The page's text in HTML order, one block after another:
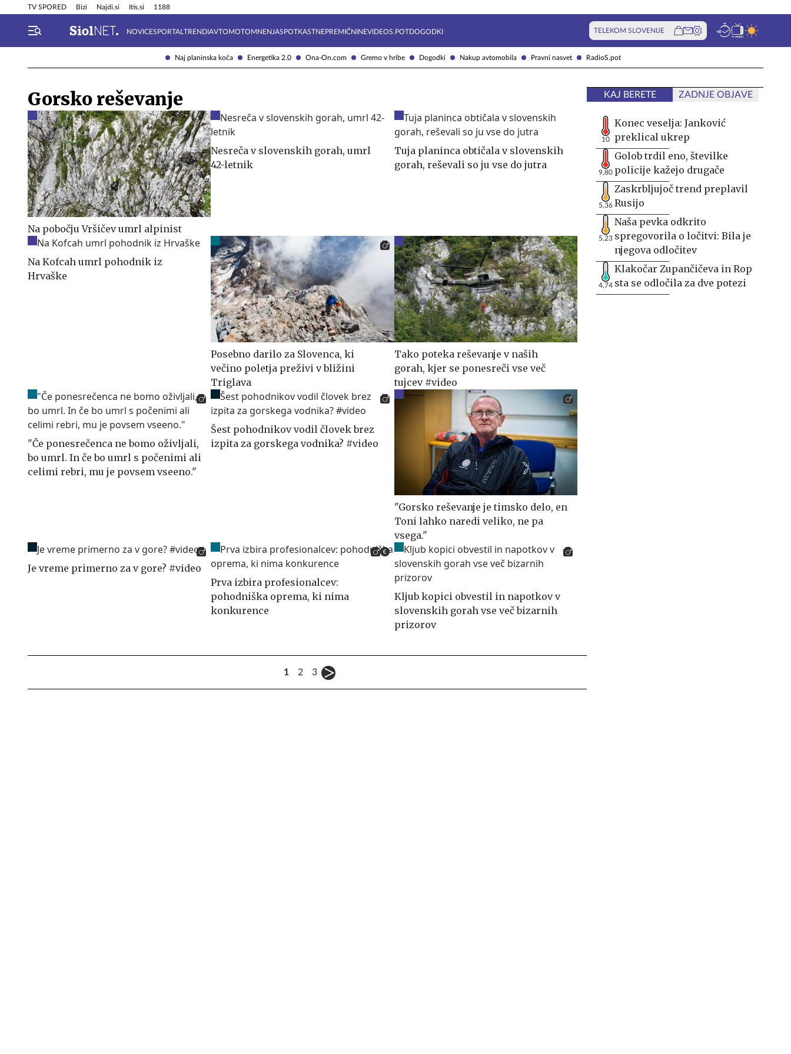
Naj planinska koča Energetika 2.0 Ona-On.com Gremo v hribe Dogodki Nakup avtomobila Pravni nasvet RadioS.pot
TV SPORED Bizi Najdi.si Itis.si 1188
NOVICESPORTAL TRENDIAVTOMOTOMNENJASPOTKASTNEPREMIČNINEVIDEOS.POTDOGODKI TELEKOM SLOVENIJE
Info in obvestila Tehnik
Gorsko reševanje
Na pobočju Vršičev umrl alpinist
Nesreča v slovenskih gorah, umrl
42-letnik
Tuja planinca obtičala v slovenskih
gorah, reševali so ju vse do jutra
Na Kofcah umrl pohodnik iz
Hrvaške
Posebno darilo za Slovenca, ki
večino poletja preživi v bližini
Triglava
Tako poteka reševanje v naših
gorah, kjer se ponesreči vse več
tujcev #video
"Če ponesrečenca ne bomo oživljali,
bo umrl. In če bo umrl s počenimi ali
celimi rebri, mu je povsem vseeno."
Šest pohodnikov vodil človek brez
izpita za gorskega vodnika? #video
"Gorsko reševanje je timsko delo, en
Toni lahko naredi veliko, ne pa
vsega."
Je vreme primerno za v gore? #video
Prva izbira profesionalcev:
pohodniška oprema, ki nima
konkurence
Kljub kopici obvestil in napotkov v
slovenskih gorah vse več bizarnih
prizorov
1 2 3
KAJ BERETE ZADNJE OBJAVE
10
Konec veselja: Janković
preklical ukrep
9,80
Golob trdil eno, številke
policije kažejo drugače
5,36
Zaskrbljujoč trend preplavil
Rusijo
5,23
Naša pevka odkrito
spregovorila o ločitvi: Bila je
njegova odločitev
4,74
Klakočar Zupančičeva in Rop
sta se odločila za dve potezi